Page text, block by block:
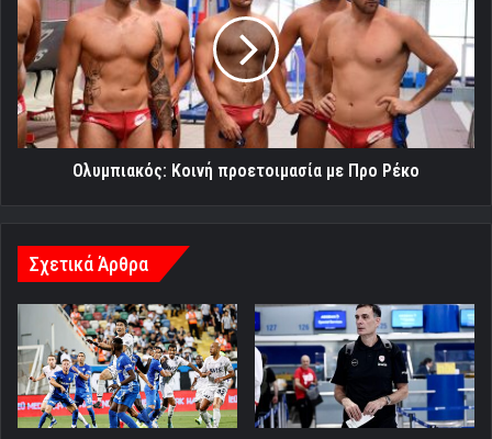
προετοιμασία
με
Προ
Ρέκο
Ολυμπιακός: Κοινή προετοιμασία με Προ Ρέκο
Σχετικά Άρθρα